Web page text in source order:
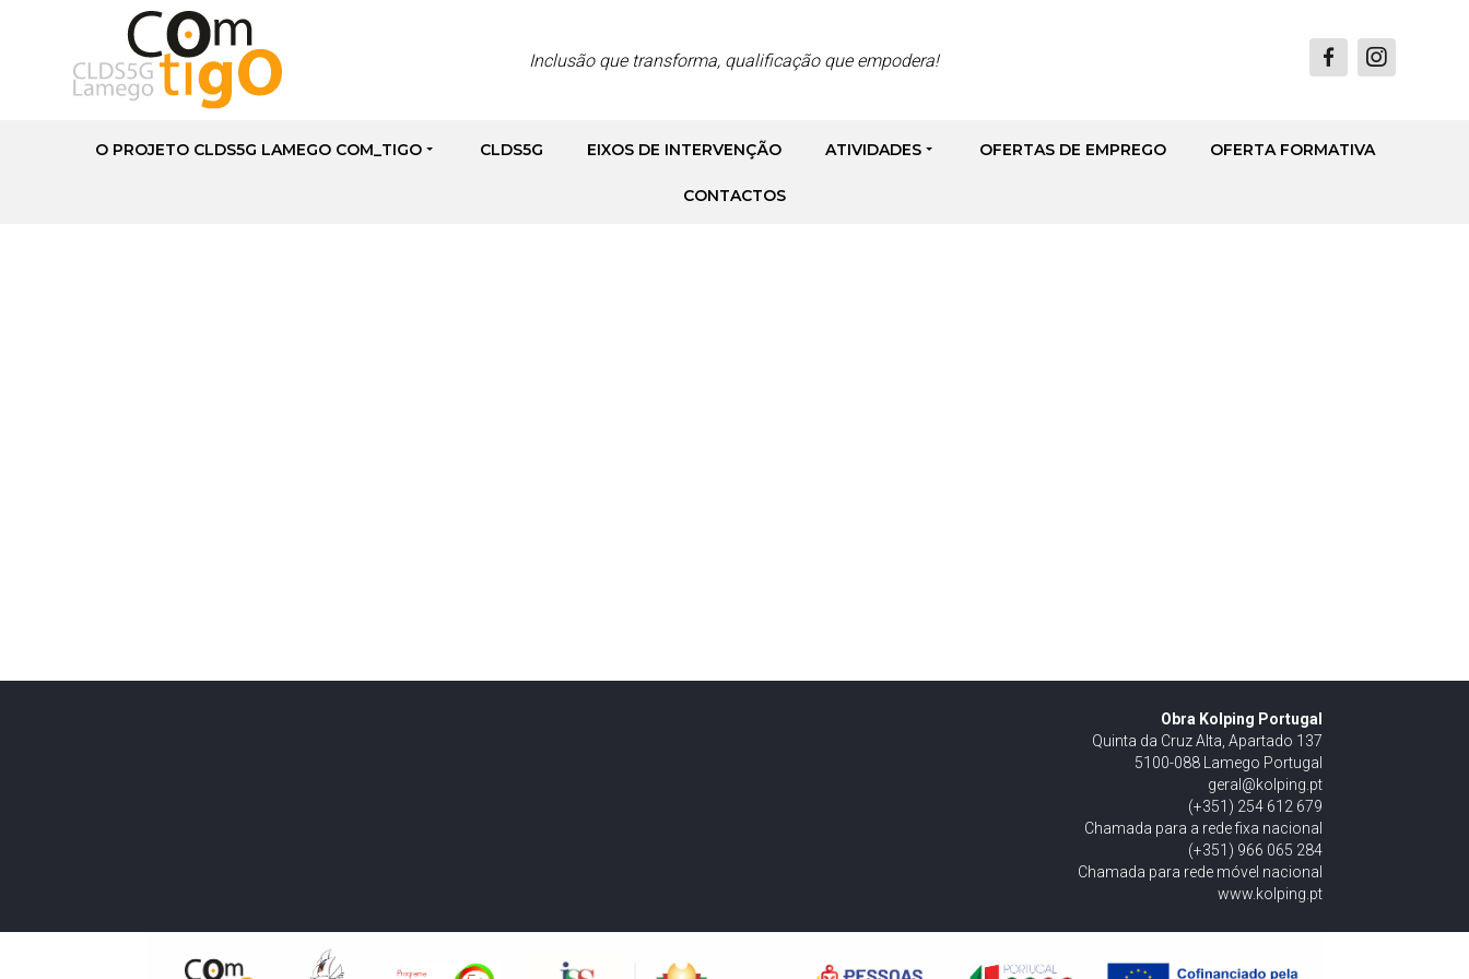
Inclusão que transforma, qualificação que empodera!
O PROJETO CLDS5G LAMEGO COM_TIGO CLDS5G EIXOS DE INTERVENÇÃO ATIVIDADES OFERTAS DE EMPREGO OFERTA FORMATIVA
CONTACTOS
Obra Kolping Portugal
Quinta da Cruz Alta, Apartado 137
5100-088 Lamego Portugal
geral@kolping.pt
(+351) 254 612 679
Chamada para a rede fixa nacional
(+351) 966 065 284
Chamada para rede móvel nacional
www.kolping.pt